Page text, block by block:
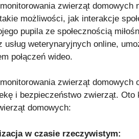
zwierząt
możliwości, jak interakcje
pupila ze społecznością
usług weterynaryjnych online,
połączeń wideo.
zwierząt
i bezpieczeństwo zwierząt.
domowych:
w czasie rzeczywistym: